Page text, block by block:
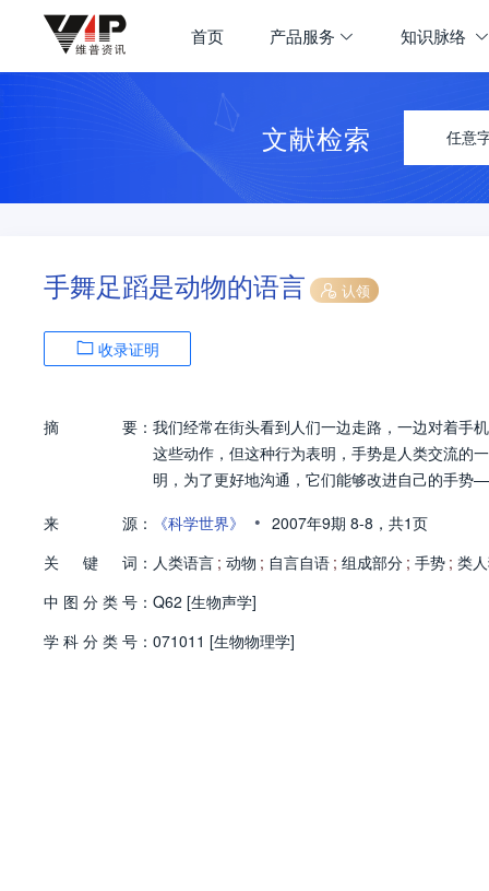
首页 产品服务 知识脉络
文献检索 任意
手舞足蹈是动物的语言 认领
收录证明
摘 要： 我们经常在街头看到人们一边走路，一边对着手
这些动作，但这种行为表明，手势是人类交流的
明，为了更好地沟通，它们能够改进自己的手
来
源： 《科学世界》 • 2007年9期 8-8， 共1页
关
键 词： 人类语言 ; 动物 ; 自言自语 ; 组成部分 ; 手势 ; 类
中 图 分 类 号： Q62 [生物声学]
学 科 分 类 号： 071011 [生物物理学]